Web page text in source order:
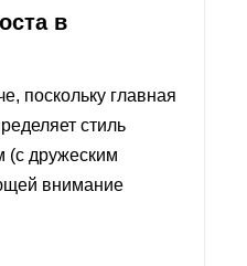
в
поскольку главная
стиль
(с дружеским
внимание